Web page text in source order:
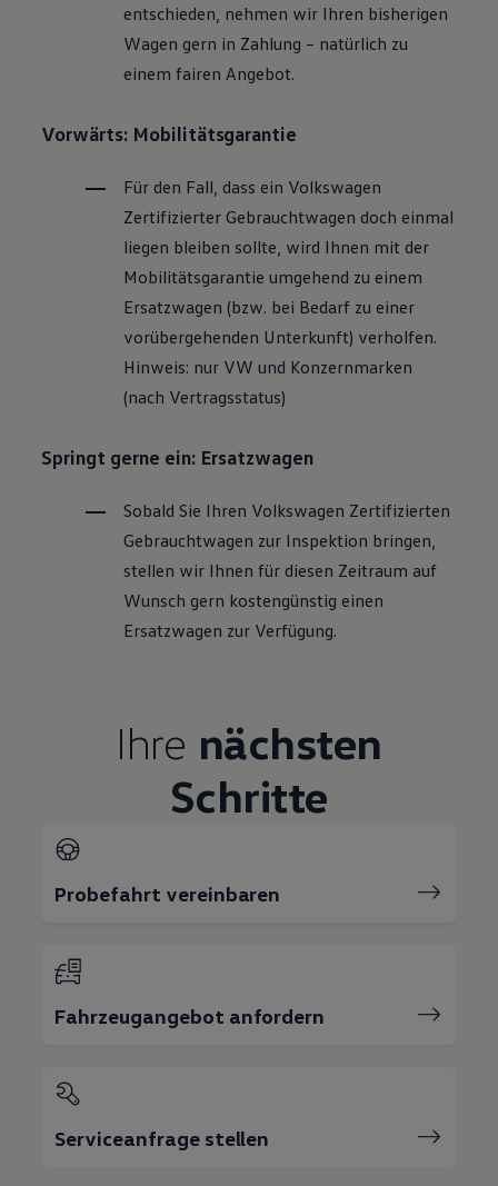
entschieden, nehmen wir Ihren bisherigen
Wagen gern in Zahlung – natürlich zu
einem fairen Angebot.
Vorwärts: Mobilitätsgarantie
Für den Fall, dass ein Volkswagen
Zertifizierter Gebrauchtwagen doch einmal
liegen bleiben sollte, wird Ihnen mit der
Mobilitätsgarantie umgehend zu einem
Ersatzwagen (bzw. bei Bedarf zu einer
vorübergehenden Unterkunft) verholfen.
Hinweis: nur VW und Konzernmarken
(nach Vertragsstatus)
Springt gerne ein: Ersatzwagen
Sobald Sie Ihren Volkswagen Zertifizierten
Gebrauchtwagen zur Inspektion bringen,
stellen wir Ihnen für diesen Zeitraum auf
Wunsch gern kostengünstig einen
Ersatzwagen zur Verfügung.
Ihre nächsten
Schritte
Probefahrt vereinbaren
Fahrzeugangebot anfordern
Serviceanfrage stellen